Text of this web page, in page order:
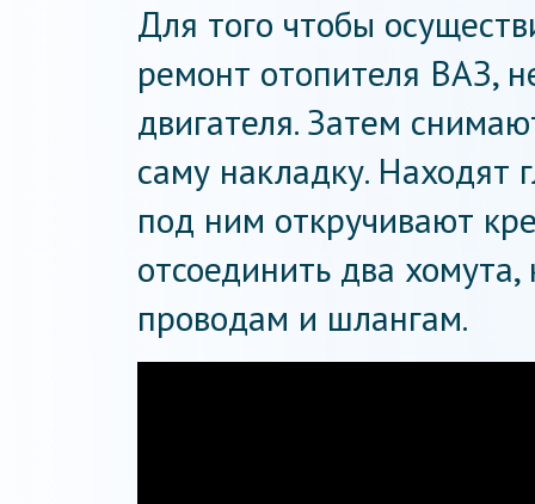
Для того чтобы
ремонт отопителя ВАЗ,
двигателя. Затем
саму накладку. Находят
под ним откручивают
отсоединить два
проводам и шлангам.